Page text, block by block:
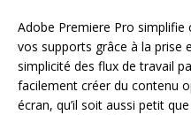
Adobe Premiere Pro simplifie
vos supports grâce à la prise
simplicité des flux de travail
facilement créer du contenu
écran, qu’il soit aussi petit